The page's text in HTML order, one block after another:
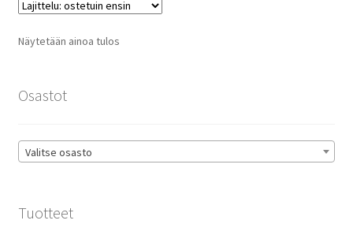
Näytetään ainoa tulos
Osastot
Valitse osasto
Tuotteet